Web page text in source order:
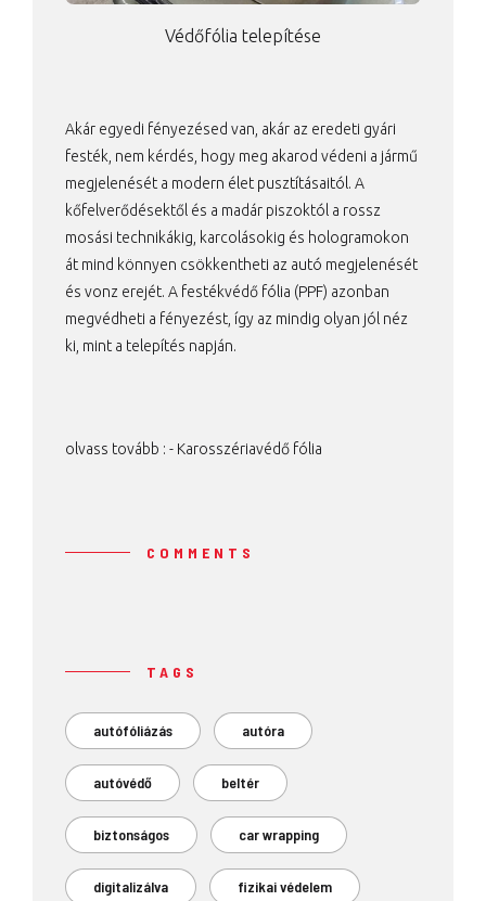
Védőfólia telepítése
Akár egyedi fényezésed van, akár az eredeti gyári
festék, nem kérdés, hogy meg akarod védeni a jármű
megjelenését a modern élet pusztításaitól. A
kőfelverődésektől és a madár piszoktól a rossz
mosási technikákig, karcolásokig és hologramokon
át mind könnyen csökkentheti az autó megjelenését
és vonz erejét. A festékvédő fólia (PPF) azonban
megvédheti a fényezést, így az mindig olyan jól néz
ki, mint a telepítés napján.
olvass tovább : - Karosszériavédő fólia
COMMENTS
TAGS
autófóliázás autóra
autóvédő beltér
biztonságos car wrapping
digitalizálva fizikai védelem